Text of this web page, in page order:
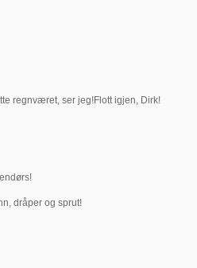
regnværet, ser jeg!Flott igjen, Dirk!
dråper og sprut!